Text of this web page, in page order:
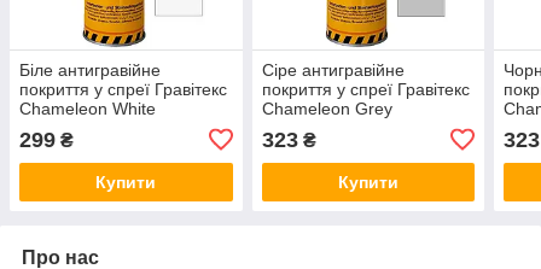
Біле антигравійне
покриття у спреї Гравітекс
Chameleon White
Spray 500мл
299 ₴
Купити
Сіре антигравійне
покриття у спреї Гравітекс
Chameleon Grey
Spray 500мл
323₴
Купити
323
Про нас